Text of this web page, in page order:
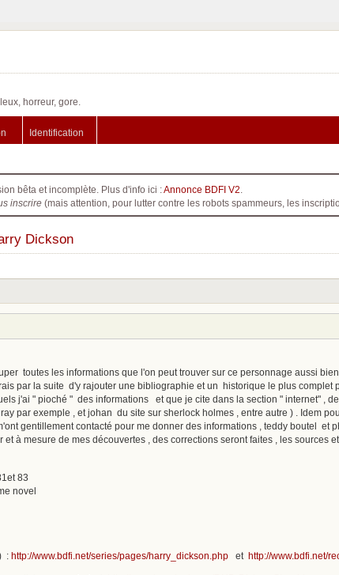
horreur, gore.
Identification
bêta et incomplète. Plus d'info ici :Annonce BDFI V2
inscrire (mais attention, pour lutter contre les robots spammeurs, les
Dickson
toutes les informations que l'on peut trouver sur ce personnage aussi
par la suite d'y rajouter une bibliographie et un historique le plus complet
j'ai " pioché " des informations et que je cite dans la section " internet" ,
par exemple , et johan du site sur sherlock holmes , entre autre ) . Idem
gentillement contacté pour me donner des informations , teddy boutel et
et à mesure de mes découvertes , des corrections seront faites , les sources
83
novel
: http://www.bdfi.net/series/pages/harry_dickson.php et http://www.bdfi.net/